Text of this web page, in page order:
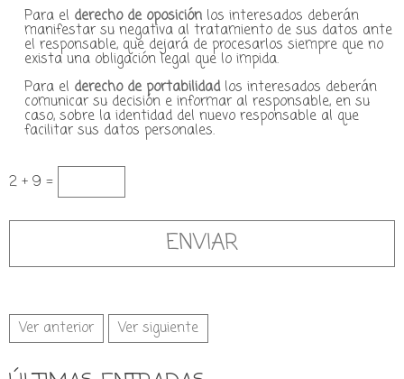
Para el derecho de oposiciónlos interesados deberán
manifestar su negativa al tratamiento de sus datos ante
el responsable, que dejará de procesarlos siempre que no
exista una obligación legal que lo impida.
Para el derecho de portabilidadlos interesados deberán
comunicar su decisión e informar al responsable, en su
caso, sobre la identidad del nuevo responsable al que
facilitar sus datos personales.
2 + 9 =
Ver anterior Ver siguiente